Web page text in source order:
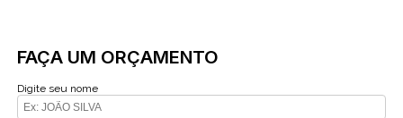
FAÇA UM ORÇAMENTO
Digite seu nome